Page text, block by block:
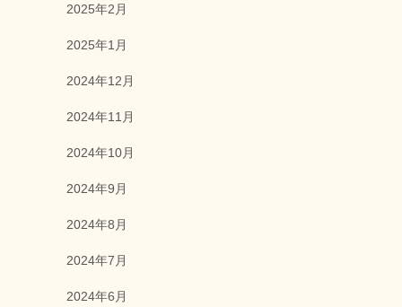
2025年2月
2025年1月
2024年12月
2024年11月
2024年10月
2024年9月
2024年8月
2024年7月
2024年6月